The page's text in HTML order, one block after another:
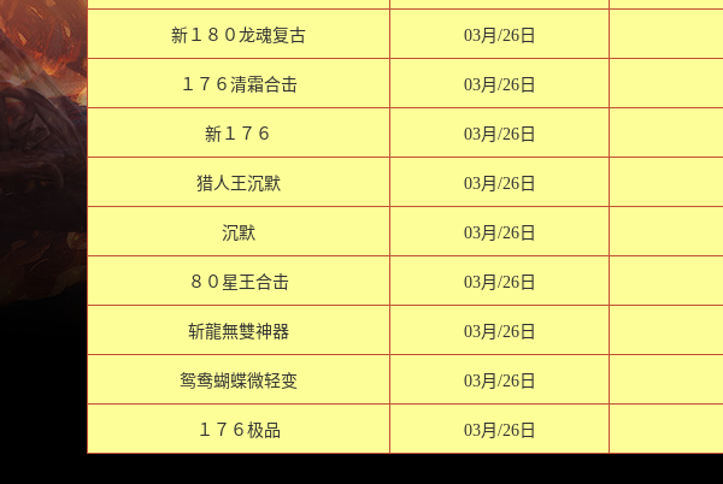
新１８０龙魂复古 03月/26日
１７６清霜合击 03月/26日
新１７６ 03月/26日
猎人王沉默 03月/26日
沉默 03月/26日
８０星王合击 03月/26日
斩龍無雙神器 03月/26日
鸳鸯蝴蝶微轻变 03月/26日
１７６极品 03月/26日